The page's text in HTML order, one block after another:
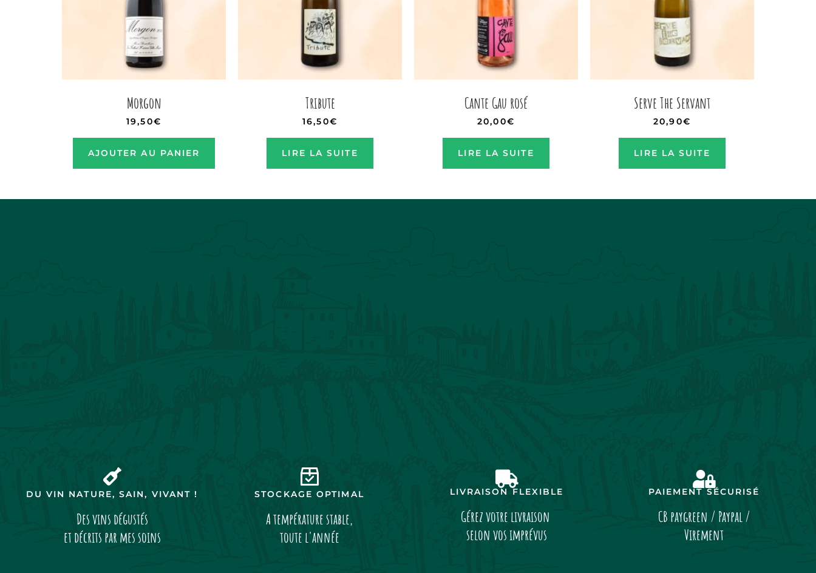
Morgon
19,50€
AJOUTER AU PANIER
Tribute
16,50€
LIRE LA SUITE
Cante Gau rosé
20,00€
LIRE LA SUITE
Serve The Servant
20,90€
LIRE LA SUITE
DU VIN NATURE, SAIN, VIVANT !
Des vins dégustés
et décrits par mes soins
STOCKAGE OPTIMAL
A température stable,
toute l'année
LIVRAISON FLEXIBLE
Gérez votre livraison
selon vos imprévus
PAIEMENT SÉCURISÉ
CB paygreen / Paypal /
Virement